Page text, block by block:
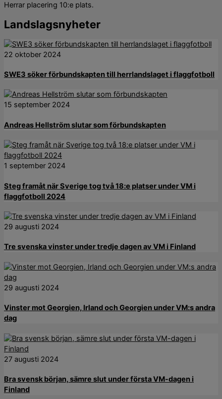
Herrar placering 10:e plats.
Landslagsnyheter
22 oktober 2024
SWE3 söker förbundskapten till herrlandslaget i flaggfotboll
15 september 2024
Andreas Hellström slutar som förbundskapten
1 september 2024
Steg framåt när Sverige tog två 18:e platser under VM i
flaggfotboll 2024
29 augusti 2024
Tre svenska vinster under tredje dagen av VM i Finland
29 augusti 2024
Vinster mot Georgien, Irland och Georgien under VM:s andra
dag
27 augusti 2024
Bra svensk början, sämre slut under första VM-dagen i
Finland